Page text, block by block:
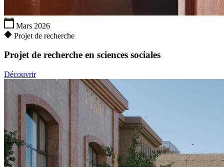
Mars 2026
Projet de recherche
Projet de recherche en sciences sociales
Découvrir